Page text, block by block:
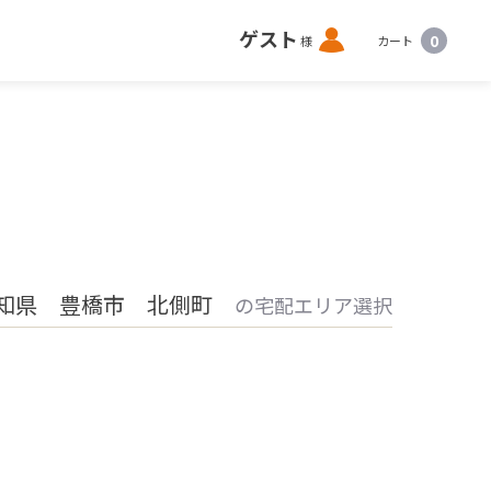
ゲスト 様 ロ
グ
カート 0
県 豊橋市 北側町 の宅配エリア選択